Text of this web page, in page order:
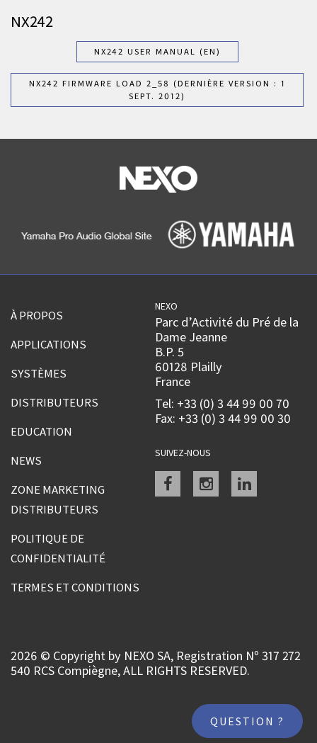
QUESTION ?
NX242
NX242 USER MANUAL (EN)
NX242 FIRMWARE LOAD 2_58 (DERNIÈRE VERSION : 1
SEPT. 2012)
À PROPOS
APPLICATIONS
SYSTÈMES
DISTRIBUTEURS
EDUCATION
NEWS
ZONE MARKETING
DISTRIBUTEURS
POLITIQUE DE
CONFIDENTIALITÉ
TERMES ET CONDITIONS
NEXO
Parc d’Activité du Pré de la
Dame Jeanne
B.P. 5
60128 Plailly
France
Tel: +33 (0) 3 44 99 00 70
Fax: +33 (0) 3 44 99 00 30
SUIVEZ-NOUS
Facebookinstagramlinkedin
2026 © Copyright by NEXO SA, Registration Nº 317 272
540 RCS Compiègne, ALL RIGHTS RESERVED.